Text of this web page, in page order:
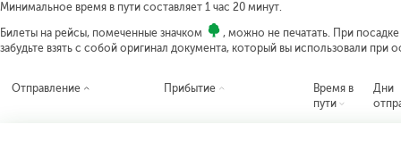
Минимальное время в пути составляет 1 час 20 минут.
Билеты на рейсы, помеченные значком
, можно не печатать. При
забудьте взять с собой оригинал документа, который вы использовали при
Отправление Прибытие
Время в
пути
Дни